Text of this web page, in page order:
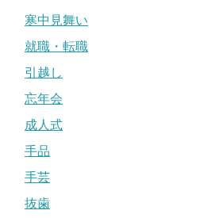
寒中見舞い
就職・転職
引越し
忘年会
成人式
手品
手芸
抜歯